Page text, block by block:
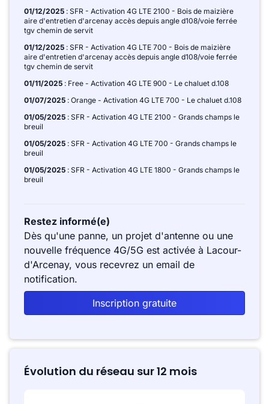
01/12/2025 : SFR - Activation 4G LTE 2100 - Bois de maizière
aire d'entretien d'arcenay accès depuis angle d108/voie ferrée
tgv chemin de servit
01/12/2025 : SFR - Activation 4G LTE 700 - Bois de maizière
aire d'entretien d'arcenay accès depuis angle d108/voie ferrée
tgv chemin de servit
01/11/2025 : Free - Activation 4G LTE 900 - Le chaluet d.108
01/07/2025 : Orange - Activation 4G LTE 700 - Le chaluet d.108
01/05/2025 : SFR - Activation 4G LTE 2100 - Grands champs le
breuil
01/05/2025 : SFR - Activation 4G LTE 700 - Grands champs le
breuil
01/05/2025 : SFR - Activation 4G LTE 1800 - Grands champs le
breuil
Restez informé(e)
Dès qu'une panne, un projet d'antenne ou une
nouvelle fréquence 4G/5G est activée à Lacour-
d'Arcenay, vous recevrez un email de
notification.
Inscription gratuite
Évolution du réseau sur 12 mois